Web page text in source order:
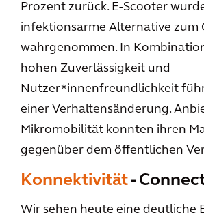
Prozent zurück. E-Scooter
infektionsarme Alternative zum
wahrgenommen. In
hohen Zuverlässigkeit und
Nutzer*innenfreundlichkeit
einer Verhaltensänderung.
Mikromobilität konnten ihren
gegenüber dem öffentlichen
Konnektivität-
Wir sehen heute eine deutliche